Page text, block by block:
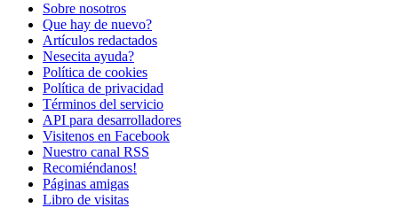
Sobre nosotros
Que hay de nuevo?
Artículos redactados
Nesecita ayuda?
Política de cookies
Política de privacidad
Términos del servicio
API para desarrolladores
Visitenos en Facebook
Nuestro canal RSS
Recomiéndanos!
Páginas amigas
Libro de visitas